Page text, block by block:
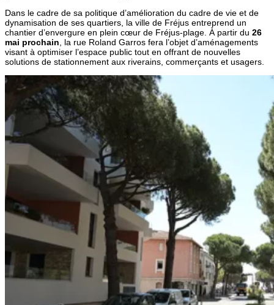
Dans le cadre de sa politique d’amélioration du cadre de vie et de
dynamisation de ses quartiers, la ville de Fréjus entreprend un
chantier d’envergure en plein cœur de Fréjus-plage. À partir du 26
mai prochain , la rue Roland Garros fera l’objet d’aménagements
visant à optimiser l’espace public tout en offrant de nouvelles
solutions de stationnement aux riverains, commerçants et usagers.